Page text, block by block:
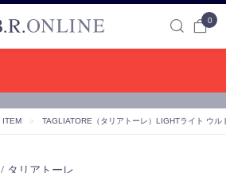
0
ITEM ＞ TAGLIATORE（タリアトーレ） LIGHTライト ウル
/ タリアトーレ